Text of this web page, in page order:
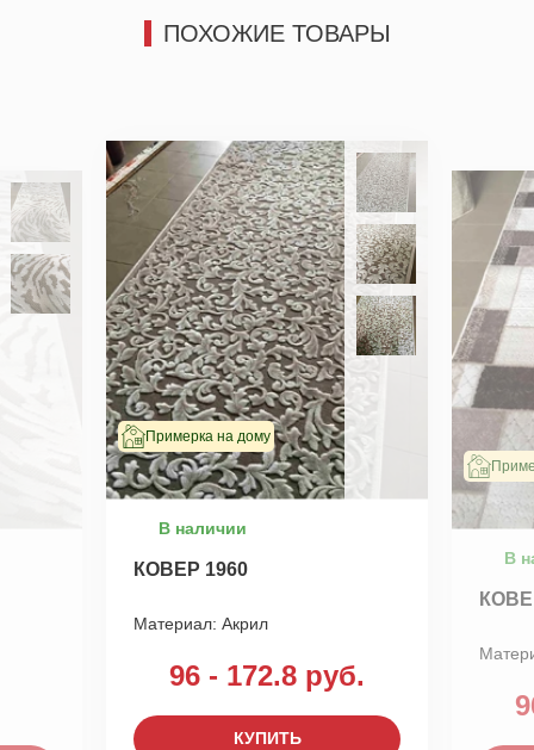
ПОХОЖИЕ ТОВАРЫ
Примерка на дому
В наличии
КОВЕР 1960
Материал: Акрил
96 - 172.8 руб.
КУПИТЬ
В